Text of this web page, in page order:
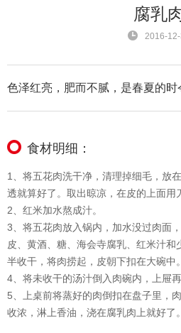
腐乳
2016-
色泽红亮，肥而不腻，是春夏的时
食材明细：
1、将五花肉洗干净，清理掉细毛，放
透就算好了。取出晾凉，在皮的上面用
2、红米加水熬成汁。
3、将五花肉放入锅内，加水没过肉面
皮、黄酒、糖、海会寺腐乳、红米汁和
半收干，将肉捞起，皮朝下扣在大碗中。
4、将未收干的汤汁倒入肉碗内，上屉
5、上桌前将蒸好的肉倒扣在盘子里，
收浓，淋上香油，浇在腐乳肉上就好了。